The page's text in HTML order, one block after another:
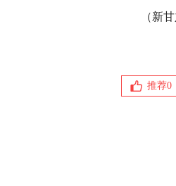
（新甘
推荐0